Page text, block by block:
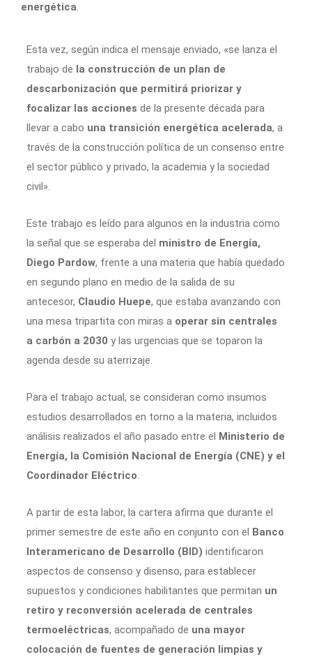
energética.
Esta vez, según indica el mensaje enviado, «se lanza el
trabajo de la construcción de un plan de
descarbonización que permitirá priorizar y
focalizar las acciones de la presente década para
llevar a cabo una transición energética acelerada, a
través de la construcción política de un consenso entre
el sector público y privado, la academia y la sociedad
civil».
Este trabajo es leído para algunos en la industria como
la señal que se esperaba del ministro de Energía,
Diego Pardow, frente a una materia que había quedado
en segundo plano en medio de la salida de su
antecesor, Claudio Huepe, que estaba avanzando con
una mesa tripartita con miras a operar sin centrales
a carbón a 2030 y las urgencias que se toparon la
agenda desde su aterrizaje.
Para el trabajo actual, se consideran como insumos
estudios desarrollados en torno a la materia, incluidos
análisis realizados el año pasado entre el
Ministerio de
Energía, la Comisión Nacional de Energía (CNE) y el
Coordinador Eléctrico.
A partir de esta labor, la cartera afirma que durante el
primer semestre de este año en conjunto con el
Banco
Interamericano de Desarrollo (BID) identificaron
aspectos de consenso y disenso, para establecer
supuestos y condiciones habilitantes que permitan un
retiro y reconversión acelerada de centrales
termoeléctricas, acompañado de una mayor
colocación de fuentes de generación limpias y